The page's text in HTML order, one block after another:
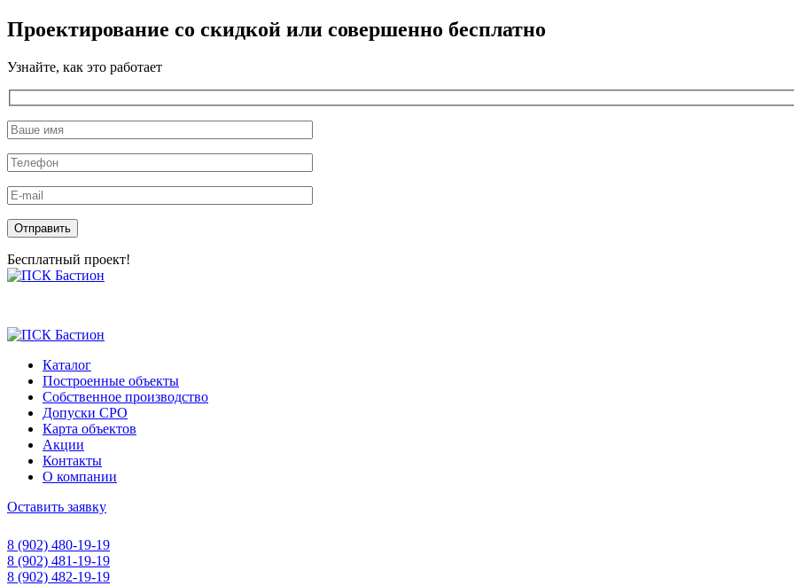
Проектирование со скидкой или совершенно бесплатно
Узнайте, как это работает
Оставьте это поле пустым.
Бесплатный проект!
Skip
Каталог
Построенные объекты
Собственное производство
Допуски СРО
Карта объектов
Акции
Контакты
О компании
Оставить заявку
8 (902) 480-19-19
8 (902) 481-19-19
8 (902) 482-19-19